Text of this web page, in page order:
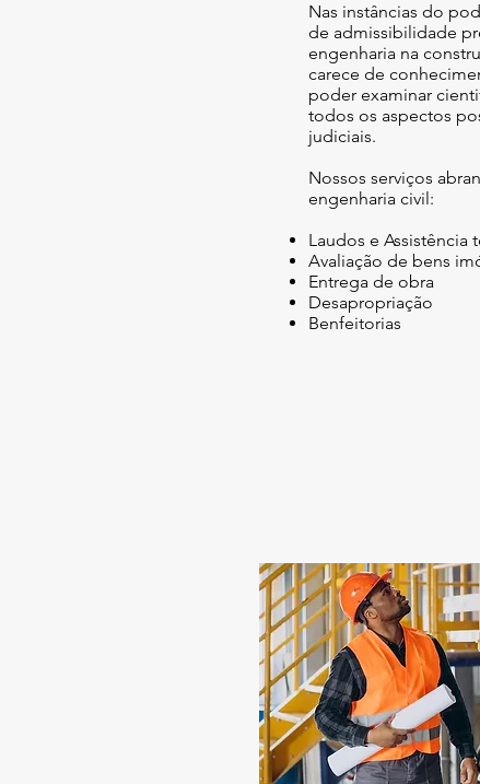
​Nas instâncias do
de admissibilidade
engenharia na
carece de
poder examinar
todos os aspectos
judiciais.
Nossos serviços
engenharia civil:
Laudos e Assistência
Avaliação de bens
Entrega de obra
Desapropriação
Benfeitorias